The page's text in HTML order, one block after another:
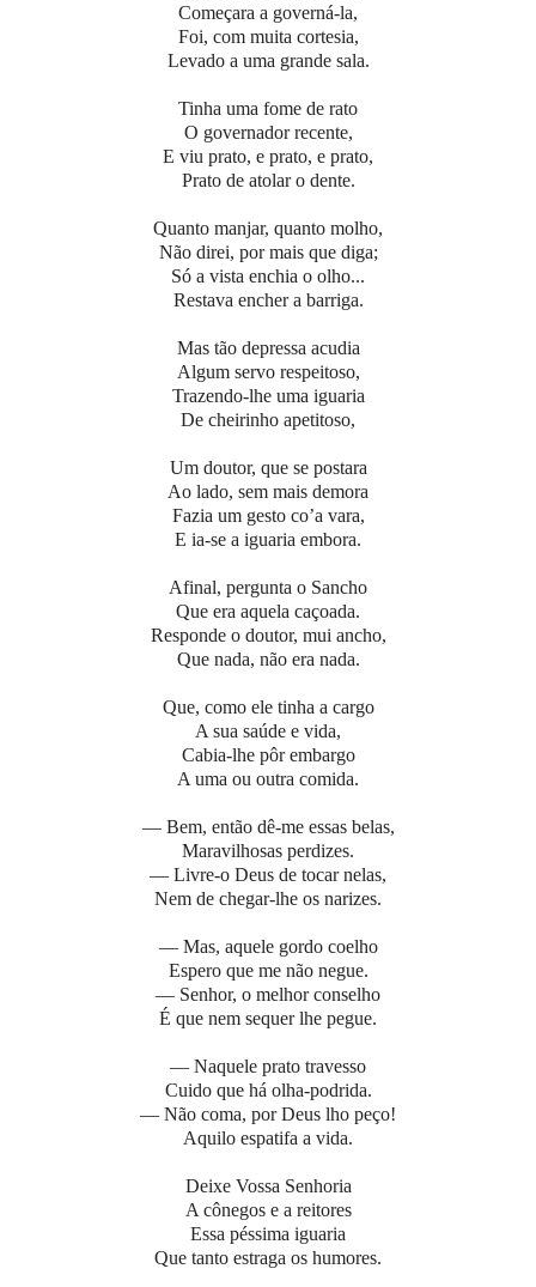
Começara a governá-la,
Foi, com muita cortesia,
Levado a uma grande sala.
Tinha uma fome de rato
O governador recente,
E viu prato, e prato, e prato,
Prato de atolar o dente.
Quanto manjar, quanto molho,
Não direi, por mais que diga;
Só a vista enchia o olho...
Restava encher a barriga.
Mas tão depressa acudia
Algum servo respeitoso,
Trazendo-lhe uma iguaria
De cheirinho apetitoso,
Um doutor, que se postara
Ao lado, sem mais demora
Fazia um gesto co’a vara,
E ia-se a iguaria embora.
Afinal, pergunta o Sancho
Que era aquela caçoada.
Responde o doutor, mui ancho,
Que nada, não era nada.
Que, como ele tinha a cargo
A sua saúde e vida,
Cabia-lhe pôr embargo
A uma ou outra comida.
— Bem, então dê-me essas belas,
Maravilhosas perdizes.
— Livre-o Deus de tocar nelas,
Nem de chegar-lhe os narizes.
— Mas, aquele gordo coelho
Espero que me não negue.
— Senhor, o melhor conselho
É que nem sequer lhe pegue.
— Naquele prato travesso
Cuido que há olha-podrida.
— Não coma, por Deus lho peço!
Aquilo espatifa a vida.
Deixe Vossa Senhoria
A cônegos e a reitores
Essa péssima iguaria
Que tanto estraga os humores.